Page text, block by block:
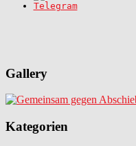
Gallery
Kategorien